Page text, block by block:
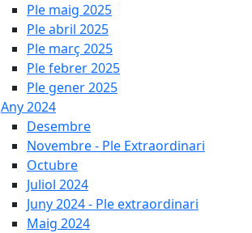
Ple maig 2025
Ple abril 2025
Ple març 2025
Ple febrer 2025
Ple gener 2025
Any 2024
Desembre
Novembre - Ple Extraordinari
Octubre
Juliol 2024
Juny 2024 - Ple extraordinari
Maig 2024